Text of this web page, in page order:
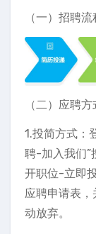
（一）招聘流
（二）应聘方
1.投简方式：
聘-加入我们”
开职位-立即
应聘申请表
动放弃。